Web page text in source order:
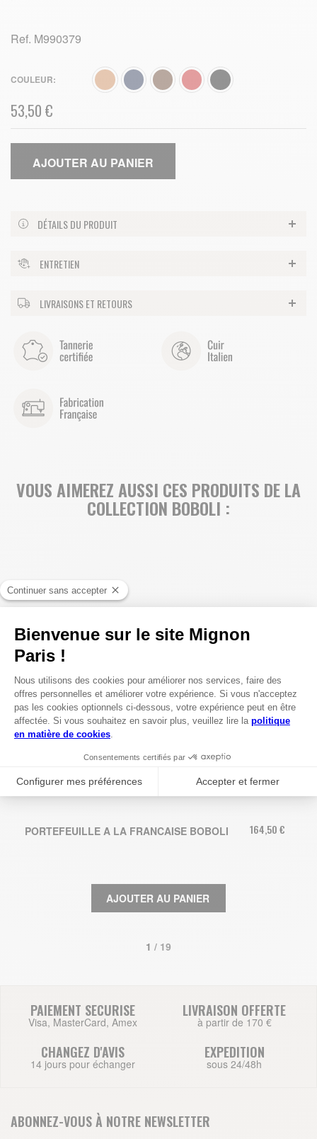
Ref. M990379
COULEUR
53,50 €
AJOUTER AU PANIER
DÉTAILS DU PRODUIT
ENTRETIEN
LIVRAISONS ET RETOURS
VOUS AIMEREZ AUSSI CES PRODUITS DE LA
COLLECTION BOBOLI :
PORTEFEUILLE A LA FRANCAISE BOBOLI 164,50 €
AJOUTER AU PANIER
1 / 19
PAIEMENT SECURISE
Visa, MasterCard, Amex
LIVRAISON OFFERTE
à partir de 170 €
CHANGEZ D'AVIS
14 jours pour échanger
EXPEDITION
sous 24/48h
ABONNEZ-VOUS À NOTRE NEWSLETTER